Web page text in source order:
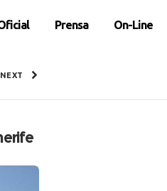
Prensa On-Line
NEXT